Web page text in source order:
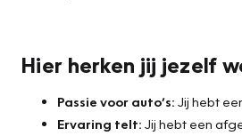
Hier herken jij jezelf
Passie voor auto’s: Jij hebt
Ervaring telt: Jij hebt een